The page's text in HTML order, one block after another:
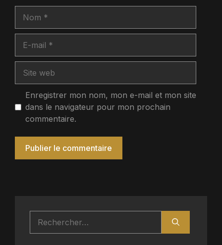
mail
web
Enregistrer mon nom, mon e-mail et mon site
dans le navigateur pour mon prochain
commentaire.